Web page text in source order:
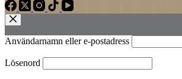
Användarnamn eller e‑postadress
Lösenord